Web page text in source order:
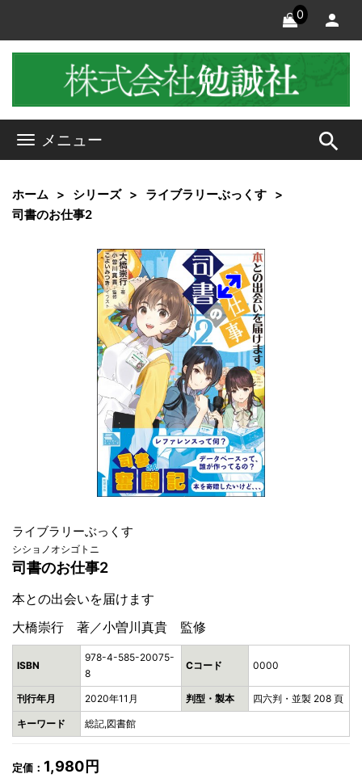
0
メニュー search
ホーム シリーズ
ライブラリーぶっくす
司書のお仕事2
ライブラリーぶっくす
シショノオシゴトニ
司書のお仕事2
本との出会いを届けます
大橋崇行 著／小曽川真貴 監修
ISBN
978-4-585-20075-
8
Cコード 0000
刊行年月 2020年11月 判型・製本 四六判・並製 208 頁
キーワード 総記,図書館
定価： 1,980円